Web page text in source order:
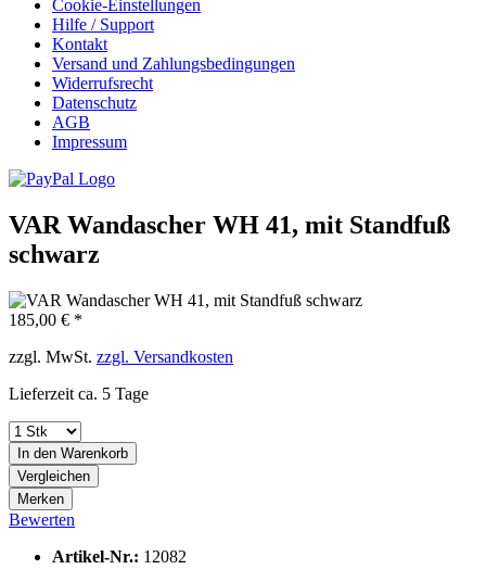
Cookie-Einstellungen
Hilfe / Support
Kontakt
Versand und Zahlungsbedingungen
Widerrufsrecht
Datenschutz
AGB
Impressum
VAR Wandascher WH 41, mit Standfuß
schwarz
185,00 € *
zzgl. MwSt. zzgl. Versandkosten
Lieferzeit ca. 5 Tage
In den Warenkorb
Vergleichen
Merken
Bewerten
Artikel-Nr.: 12082